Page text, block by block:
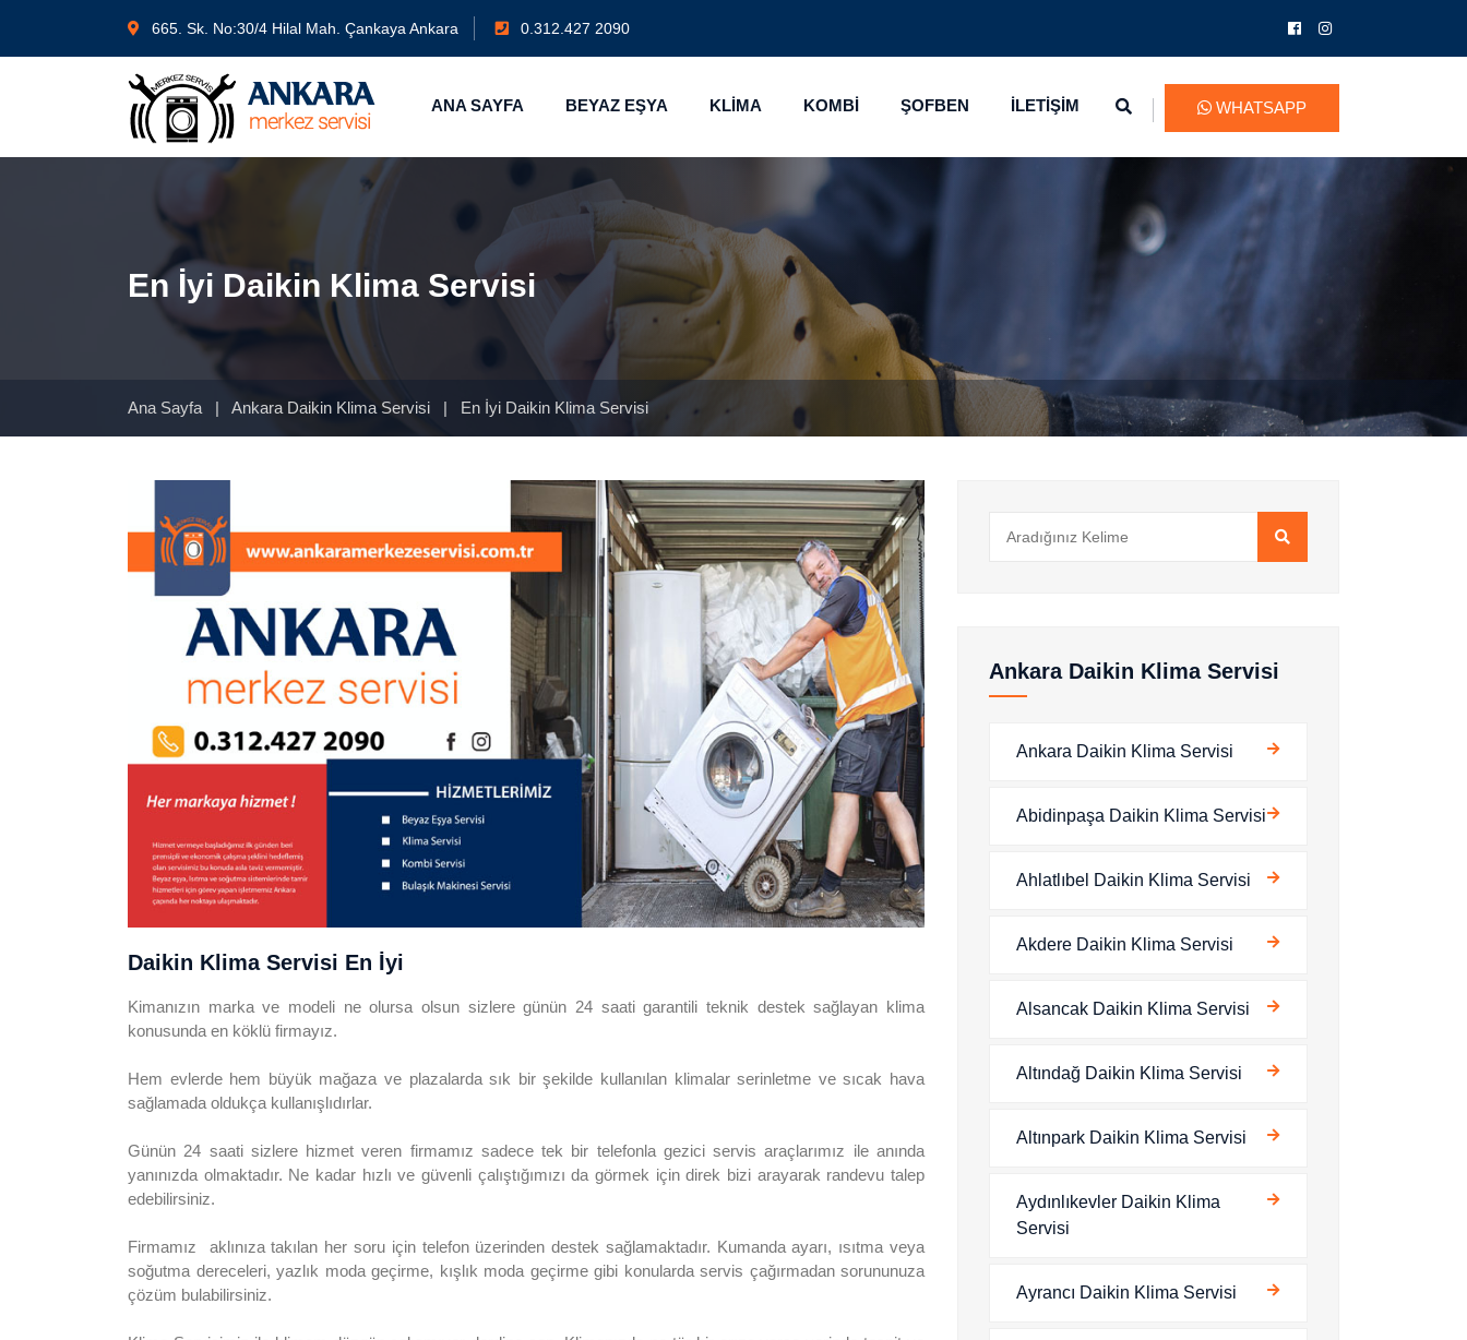
665. Sk. No:30/4 Hilal Mah. Çankaya Ankara 0.312.427 2090
ANA SAYFA BEYAZ EŞYA KLİMA KOMBİ ŞOFBEN İLETİŞİM WHATSAPP
En İyi Daikin Klima Servisi
Ana Sayfa | Ankara Daikin Klima Servisi | En İyi Daikin Klima Servisi
Daikin Klima Servisi En İyi
Kimanızın marka ve modeli ne olursa olsun sizlere günün 24 saati garantili teknik destek sağlayan klima
konusunda en köklü firmayız.
Hem evlerde hem büyük mağaza ve plazalarda sık bir şekilde kullanılan klimalar serinletme ve sıcak hava
sağlamada oldukça kullanışlıdırlar.
Günün 24 saati sizlere hizmet veren firmamız sadece tek bir telefonla gezici servis araçlarımız ile anında
yanınızda olmaktadır. Ne kadar hızlı ve güvenli çalıştığımızı da görmek için direk bizi arayarak randevu talep
edebilirsiniz.
Firmamız aklınıza takılan her soru için telefon üzerinden destek sağlamaktadır. Kumanda ayarı, ısıtma veya
soğutma dereceleri, yazlık moda geçirme, kışlık moda geçirme gibi konularda servis çağırmadan sorununuza
çözüm bulabilirsiniz.
Ankara Daikin Klima Servisi
Ankara Daikin Klima Servisi
Abidinpaşa Daikin Klima Servisi
Ahlatlıbel Daikin Klima Servisi
Akdere Daikin Klima Servisi
Alsancak Daikin Klima Servisi
Altındağ Daikin Klima Servisi
Altınpark Daikin Klima Servisi
Aydınlıkevler Daikin Klima
Servisi
Ayrancı Daikin Klima Servisi